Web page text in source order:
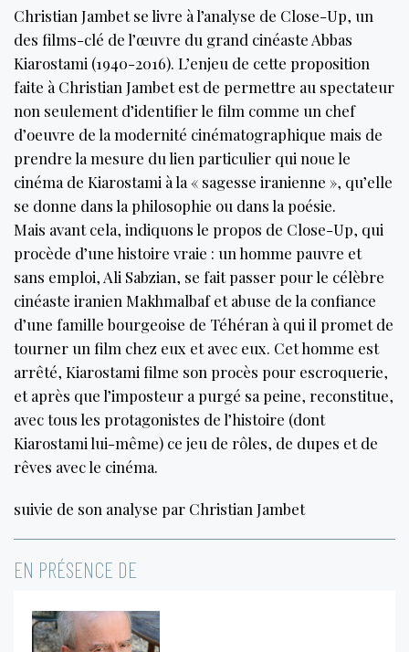
Christian Jambet se livre à l’analyse de Close-Up, un
des films-clé de l’œuvre du grand cinéaste Abbas
Kiarostami (1940-2016). L’enjeu de cette proposition
faite à Christian Jambet est de permettre au spectateur
non seulement d’identifier le film comme un chef
d’oeuvre de la modernité cinématographique mais de
prendre la mesure du lien particulier qui noue le
cinéma de Kiarostami à la « sagesse iranienne », qu’elle
se donne dans la philosophie ou dans la poésie.
Mais avant cela, indiquons le propos de Close-Up, qui
procède d’une histoire vraie : un homme pauvre et
sans emploi, Ali Sabzian, se fait passer pour le célèbre
cinéaste iranien Makhmalbaf et abuse de la confiance
d’une famille bourgeoise de Téhéran à qui il promet de
tourner un film chez eux et avec eux. Cet homme est
arrêté, Kiarostami filme son procès pour escroquerie,
et après que l’imposteur a purgé sa peine, reconstitue,
avec tous les protagonistes de l’histoire (dont
Kiarostami lui-même) ce jeu de rôles, de dupes et de
rêves avec le cinéma.
suivie de son analyse par Christian Jambet
EN PRÉSENCE DE